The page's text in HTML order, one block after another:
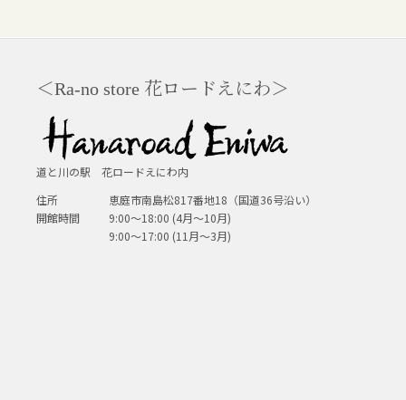
＜Ra-no store 花ロードえにわ＞
道と川の駅 花ロードえにわ内
住所
恵庭市南島松817番地18（国道36号沿い）
開館時間
9:00～18:00 (4月～10月)
9:00～17:00 (11月～3月)